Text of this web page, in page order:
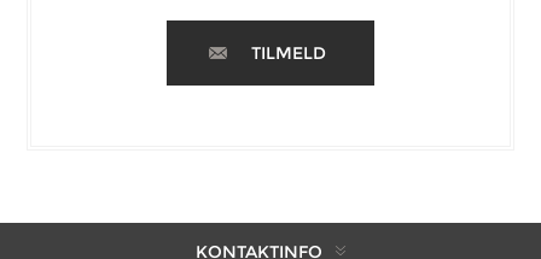
TILMELD
KONTAKTINFO